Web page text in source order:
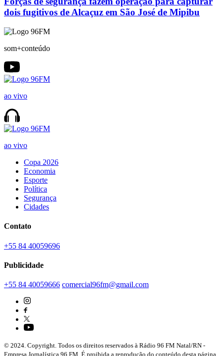
dois fugitivos de Alcaçuz em São José de Mipibu
som+conteúdo
ao vivo
ao vivo
Copa 2026
Economia
Esporte
Política
Segurança
Cidades
Contato
+55 84 40059696
Publicidade
+55 84 40059666 comercial96fm@gmail.com
© 2024. Copyright. Todos os direitos reservados à Rádio 96 FM Natal/RN -
Empresa Jornalística 96 FM. É proibida a reprodução do conteúdo desta página